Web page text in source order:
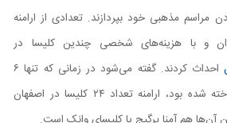
مراسم مذهبی خود بپردازند. تعدادی از ارامنه
و با هزینه‌های شخصی چندین کلیسا در
احداث کردند. گفته می‌شود در زمانی که تنها ۶
کلیسای ارمنی در ایران ساخته شده بود، ارامنه تعداد ۲۴ کلیسا در اصفهان